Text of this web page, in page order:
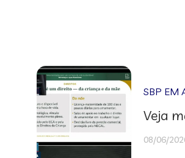
SBP EM
Veja
08/06/